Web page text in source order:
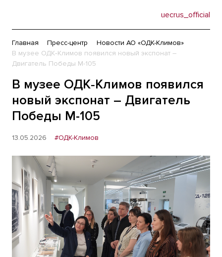
uecrus_official
Главная Пресс-центр
Новости АО «ОДК-Климов»
В музее ОДК‑Климов появился новый экспонат –
Двигатель Победы М-105
В музее ОДК‑Климов появился
новый экспонат – Двигатель
Победы М-105
13.05.2026 #ОДК-Климов